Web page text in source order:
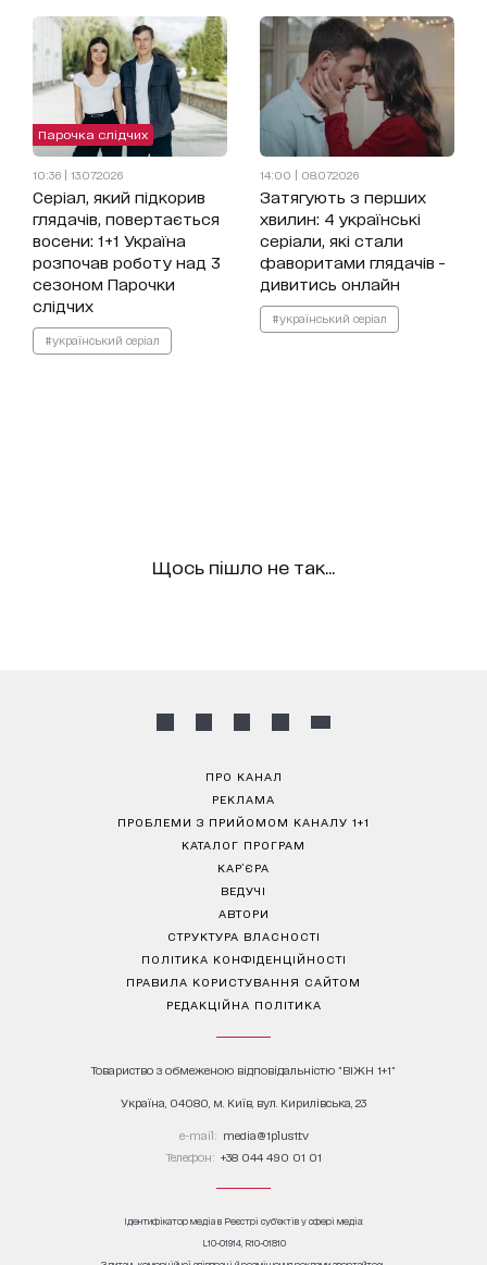
Парочка слідчих
10:36 | 13.07.2026
Серіал, який підкорив
глядачів, повертається
восени: 1+1 Україна
розпочав роботу над 3
сезоном Парочки
слідчих
#український серіал
14:00 | 08.07.2026
Затягують з перших
хвилин: 4 українські
серіали, які стали
фаворитами глядачів -
дивитись онлайн
#український серіал
Щось пішло не так...
ПРО КАНАЛ
РЕКЛАМА
ПРОБЛЕМИ З ПРИЙОМОМ КАНАЛУ 1+1
КАТАЛОГ ПРОГРАМ
КАР’ЄРА
ВЕДУЧІ
АВТОРИ
СТРУКТУРА ВЛАСНОСТІ
ПОЛІТИКА КОНФІДЕНЦІЙНОСТІ
ПРАВИЛА КОРИСТУВАННЯ САЙТОМ
РЕДАКЦІЙНА ПОЛІТИКА
Товариство з обмеженою відповідальністю "ВІЖН 1+1"
Україна, 04080, м. Київ, вул. Кирилівська, 23
е-mail: media@1plus1.tv
Телефон: +38 044 490 01 01
Ідентифікатор медіа в Реєстрі суб’єктів у сфері медіа:
L10-01914, R10-01810